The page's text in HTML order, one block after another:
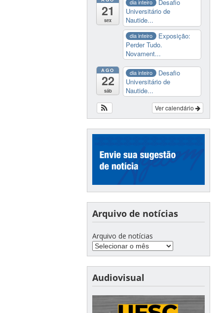
21
sex
dia inteiro
Desafio
Universitário de
Nautide...
dia inteiro
Exposição:
Perder Tudo.
Novament...
AGO
22
sáb
dia inteiro
Desafio
Universitário de
Nautide...
Ver calendário
Arquivo de notícias
Arquivo de notícias
Audiovisual